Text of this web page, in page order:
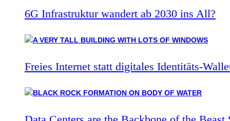
6G Infrastruktur wandert ab 2030 ins All?
Freies Internet statt digitales Identitäts-